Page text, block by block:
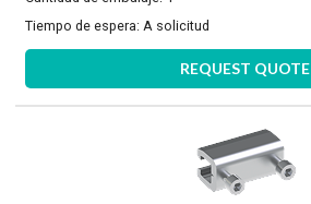
Tiempo de espera: A solicitud
REQUEST QUOTE